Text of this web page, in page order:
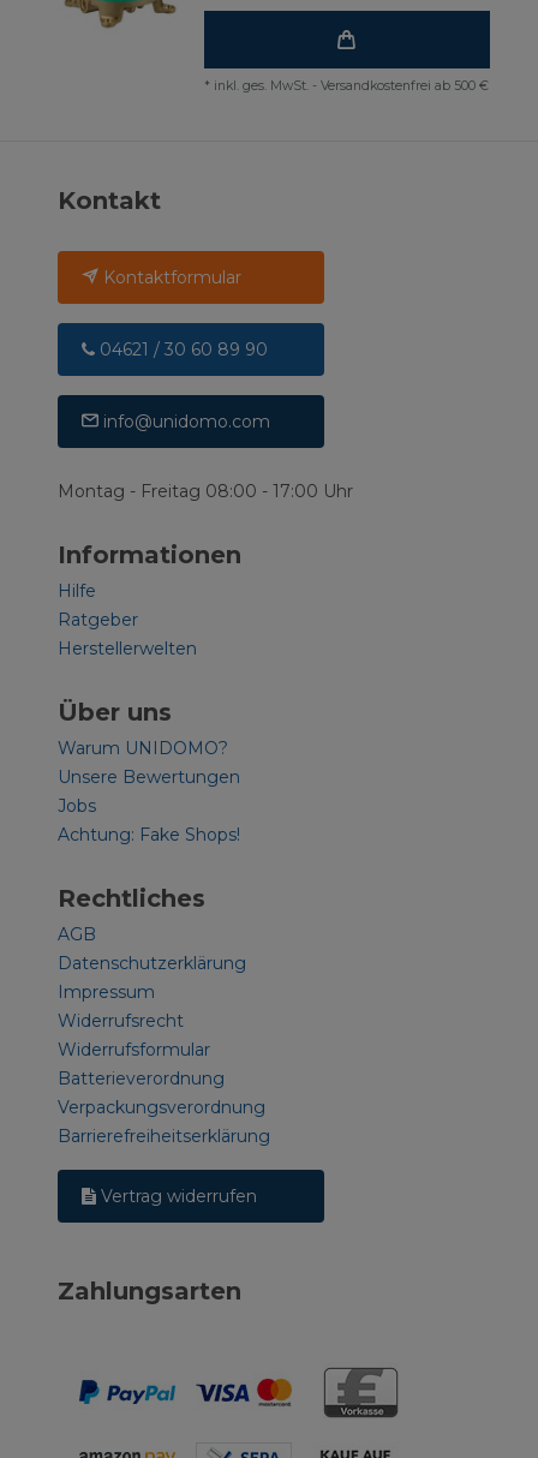
* inkl. ges. MwSt. - Versandkostenfrei ab 500 €
Kontakt
Kontaktformular
04621 / 30 60 89 90
info@unidomo.com
Montag - Freitag 08:00 - 17:00 Uhr
Informationen
Hilfe
Ratgeber
Herstellerwelten
Über uns
Warum UNIDOMO?
Unsere Bewertungen
Jobs
Achtung: Fake Shops!
Rechtliches
AGB
Datenschutzerklärung
Impressum
Widerrufsrecht
Widerrufsformular
Batterieverordnung
Verpackungsverordnung
Barrierefreiheitserklärung
Vertrag widerrufen
Zahlungsarten